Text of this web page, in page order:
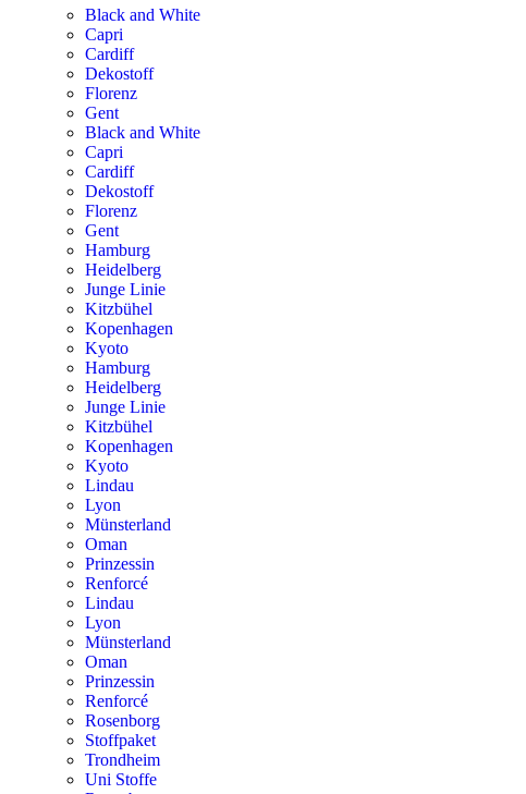
Black and White
Capri
Cardiff
Dekostoff
Florenz
Gent
Black and White
Capri
Cardiff
Dekostoff
Florenz
Gent
Hamburg
Heidelberg
Junge Linie
Kitzbühel
Kopenhagen
Kyoto
Hamburg
Heidelberg
Junge Linie
Kitzbühel
Kopenhagen
Kyoto
Lindau
Lyon
Münsterland
Oman
Prinzessin
Renforcé
Lindau
Lyon
Münsterland
Oman
Prinzessin
Renforcé
Rosenborg
Stoffpaket
Trondheim
Uni Stoffe